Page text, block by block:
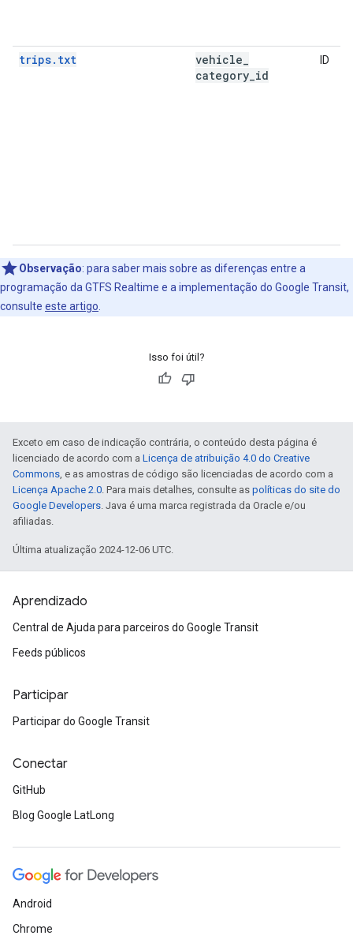
trips.txt vehicle
category id
ID
Observação: para saber mais sobre as diferenças entre a
programação da GTFS Realtime e a implementação do Google Transit,
consulte este artigo
Isso foi útil?
Exceto em caso de indicação contrária, o conteúdo desta página é
licenciado de acordo com a Licença de atribuição 4.0 do Creative
Commons, e as amostras de código são licenciadas de acordo com a
Licença Apache 2.0. Para mais detalhes, consulte as políticas do site do
Google Developers. Java é uma marca registrada da Oracle e/ou
afiliadas.
Última atualização 2024-12-06 UTC.
Aprendizado
Central de Ajuda para parceiros do Google Transit
Feeds públicos
Participar
Participar do Google Transit
Conectar
GitHub
Blog Google LatLong
Android
Chrome